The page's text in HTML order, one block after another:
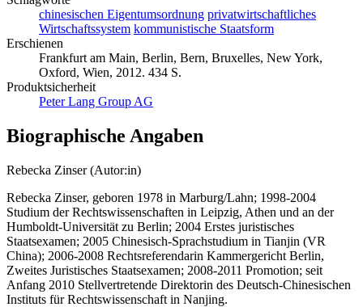
chinesischen Eigentumsordnung privatwirtschaftliches
Wirtschaftssystem kommunistische Staatsform
Erschienen
Frankfurt am Main, Berlin, Bern, Bruxelles, New York,
Oxford, Wien, 2012. 434 S.
Produktsicherheit
Peter Lang Group AG
Biographische Angaben
Rebecka Zinser (Autor:in)
Rebecka Zinser, geboren 1978 in Marburg/Lahn; 1998-2004
Studium der Rechtswissenschaften in Leipzig, Athen und an der
Humboldt-Universität zu Berlin; 2004 Erstes juristisches
Staatsexamen; 2005 Chinesisch-Sprachstudium in Tianjin (VR
China); 2006-2008 Rechtsreferendarin Kammergericht Berlin,
Zweites Juristisches Staatsexamen; 2008-2011 Promotion; seit
Anfang 2010 Stellvertretende Direktorin des Deutsch-Chinesischen
Instituts für Rechtswissenschaft in Nanjing.